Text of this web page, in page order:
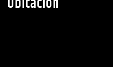
WhatsApp:(+504) 8992-0698